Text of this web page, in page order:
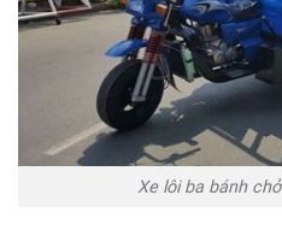
Xe lôi ba bánh